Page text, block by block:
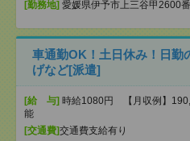
[勤務地] 愛媛県伊予市上三谷甲2600
車通勤OK！土日休み！日勤
げなど[派遣]
[給 与] 時給1080円 【月収例】
能
[交通費]交通費支給有り